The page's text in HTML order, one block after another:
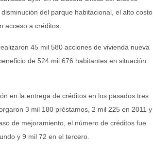
del parque habitacional, el alto costo
acceso a créditos.
45 mil 580 acciones de vivienda nueva
de 524 mil 676 habitantes en situación
en la entrega de créditos en los pasados tres
3 mil 180 préstamos, 2 mil 225 en 2011 y
de mejoramiento, el número de créditos fue
y 9 mil 72 en el tercero.